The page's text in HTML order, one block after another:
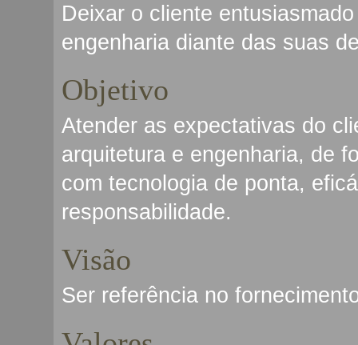
Deixar o cliente
engenharia diante das suas
Objetivo
Atender as expectativas do
arquitetura e engenharia, de
com tecnologia de ponta,
responsabilidade.
Visão
Ser referência no